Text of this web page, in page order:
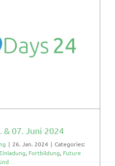
& 07. Juni 2024
| 26. Jan. 2024 | Categories:
Einladung, Fortbildung, Future